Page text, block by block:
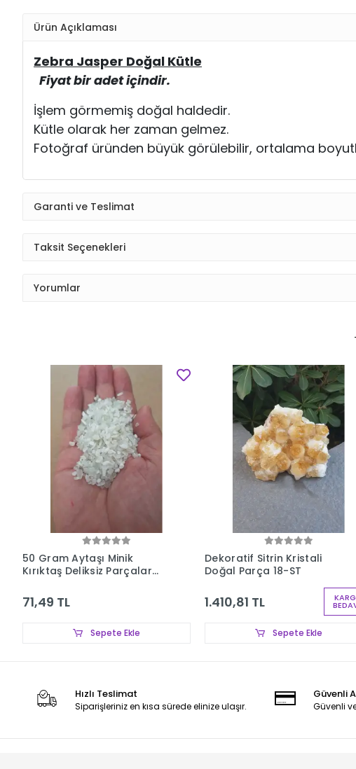
Ürün Açıklaması
Zebra Jasper Doğal Kütle
Fiyat bir adet içindir.
İşlem görmemiş doğal haldedir.
Kütle olarak her zaman gelmez.
Fotoğraf üründen büyük görülebilir, ortalama
Garanti ve Teslimat
Taksit Seçenekleri
Yorumlar
50 Gram Aytaşı Minik
Kırıktaş Deliksiz Parçalar
71,49 TL
Sepete Ekle
Dekoratif Sitrin Kristali
Doğal Parça 18-ST
1.410,81 TL
Sepete Ekle
Hızlı Teslimat
Siparişleriniz en kısa sürede elinize ulaşır.
Güvenli
Güvenli